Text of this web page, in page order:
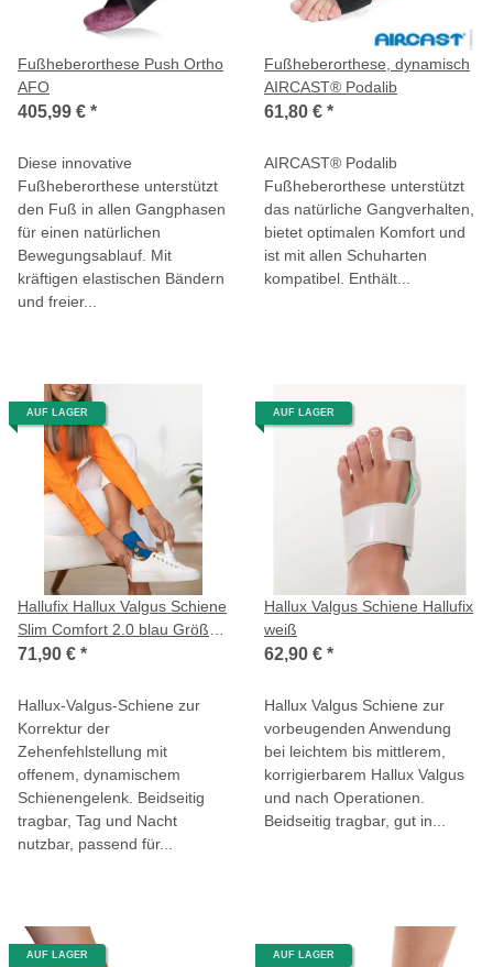
Fußheberorthese Push Ortho
AFO
405,99 € *
Diese innovative
Fußheberorthese unterstützt
den Fuß in allen Gangphasen
für einen natürlichen
Bewegungsablauf. Mit
kräftigen elastischen Bändern
und freier...
Fußheberorthese, dynamisch
AIRCAST® Podalib
61,80 € *
AIRCAST® Podalib
Fußheberorthese unterstützt
das natürliche Gangverhalten,
bietet optimalen Komfort und
ist mit allen Schuharten
kompatibel. Enthält...
AUF LAGER
Hallufix Hallux Valgus Schiene
Slim Comfort 2.0 blau Größe
36-42
71,90 € *
Hallux-Valgus-Schiene zur
Korrektur der
Zehenfehlstellung mit
offenem, dynamischem
Schienengelenk. Beidseitig
tragbar, Tag und Nacht
nutzbar, passend für...
AUF LAGER
Hallux Valgus Schiene Hallufix
weiß
62,90 € *
Hallux Valgus Schiene zur
vorbeugenden Anwendung
bei leichtem bis mittlerem,
korrigierbarem Hallux Valgus
und nach Operationen.
Beidseitig tragbar, gut in...
AUF LAGER AUF LAGER